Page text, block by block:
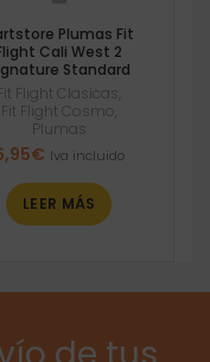
Plumas Fit
Cali West 2
Standard
Flight Clasicas
Fit Flight Cosmo
Plumas
€ Iva incluido
LEER MÁS